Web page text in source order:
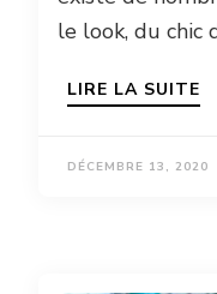
le look, du chic
LIRE LA SUITE
DÉCEMBRE 13, 2020